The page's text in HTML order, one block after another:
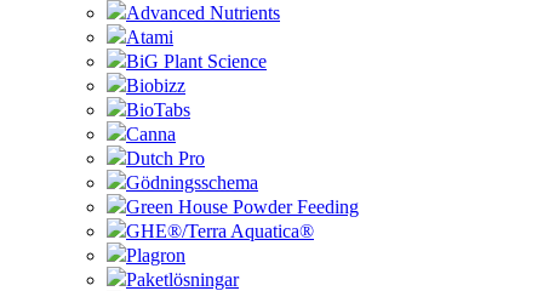
Advanced Nutrients
Atami
BiG Plant Science
Biobizz
BioTabs
Canna
Dutch Pro
Gödningsschema
Green House Powder Feeding
GHE®/Terra Aquatica®
Plagron
Paketlösningar